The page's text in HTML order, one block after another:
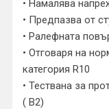
• Намалява
• Предпазва от
• Ралефната
• Отговаря на
категория R10
• Тествана за
( B2)